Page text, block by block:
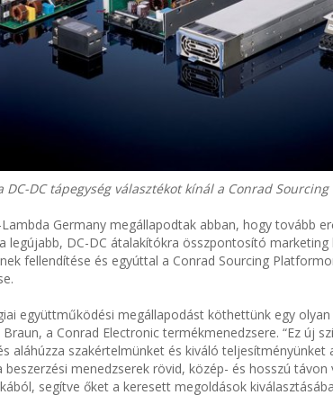
DC-DC tápegység választékot kínál a Conrad
Germany megállapodtak abban, hogy tovább
legújabb, DC-DC átalakítókra összpontosító
fellendítése és egyúttal a Conrad Sourcing
együttműködési megállapodást köthettünk egy
Braun, a Conrad Electronic termékmenedzsere. “Ez új
aláhúzza szakértelmünket és kiváló teljesítményünket
menedzserek rövid, közép- és hosszú
segítve őket a keresett megoldások